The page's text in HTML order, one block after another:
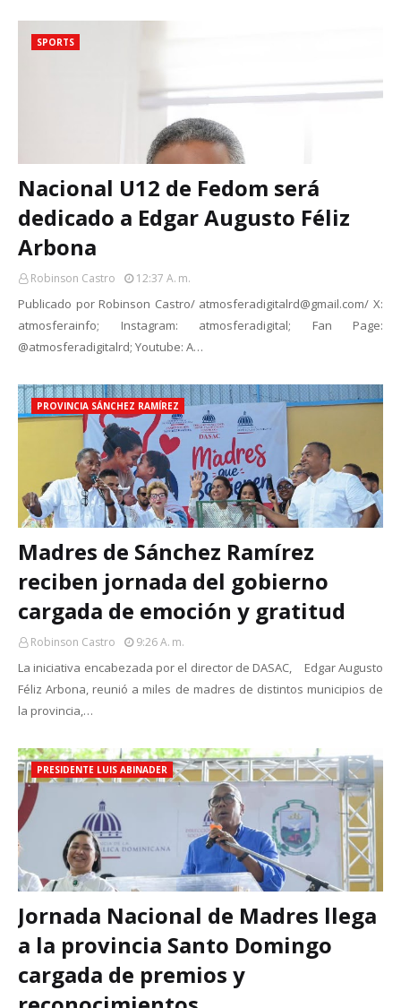
SPORTS
Nacional U12 de Fedom será
dedicado a Edgar Augusto Féliz
Arbona
Robinson Castro 12:37 A. M.
Publicado por Robinson Castro/ atmosferadigitalrd@gmail.com/ X:
atmosferainfo; Instagram: atmosferadigital; Fan Page:
@atmosferadigitalrd; Youtube: A…
PROVINCIA SÁNCHEZ RAMÍREZ
Madres de Sánchez Ramírez
reciben jornada del gobierno
cargada de emoción y gratitud
Robinson Castro 9:26 A. M.
La iniciativa encabezada por el director de DASAC, Edgar Augusto
Féliz Arbona, reunió a miles de madres de distintos municipios de
la provincia,…
PRESIDENTE LUIS ABINADER
Jornada Nacional de Madres llega
a la provincia Santo Domingo
cargada de premios y